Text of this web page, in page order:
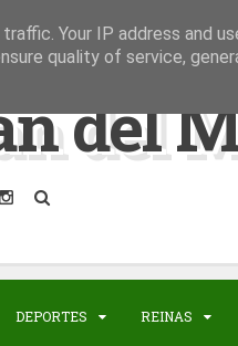
del
DEPORTES REINAS
Your IP address and
quality of service,